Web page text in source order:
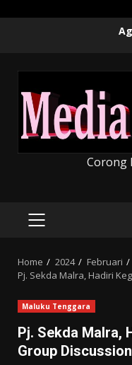
Corong
PRIMARY
Home 2024 Februari
Pj. Sekda Malra, Hadiri
Maluku Tenggara
Pj. Sekda Malra,
Group